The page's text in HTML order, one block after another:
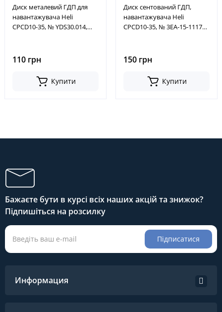
Диск металевий ГДП для
навантажувача Heli
CPCD10-35, № YDS30.014,
110 грн
Купити
Диск сентований ГДП,
навантажувача Heli
CPCD10-35, № 3EA-15-11170,
150 грн
Купити
Бажаєте бути в курсі всіх наших акцій та знижок?
Підпишіться на розсилку
Підписатися
Информация